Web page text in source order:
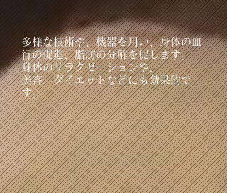
​多様な技術や、機器を用い、身体の血
行の促進、脂肪の分解を促します。
身体のリラクゼーションや、
美容、ダイエットなどにも効果的で
す。